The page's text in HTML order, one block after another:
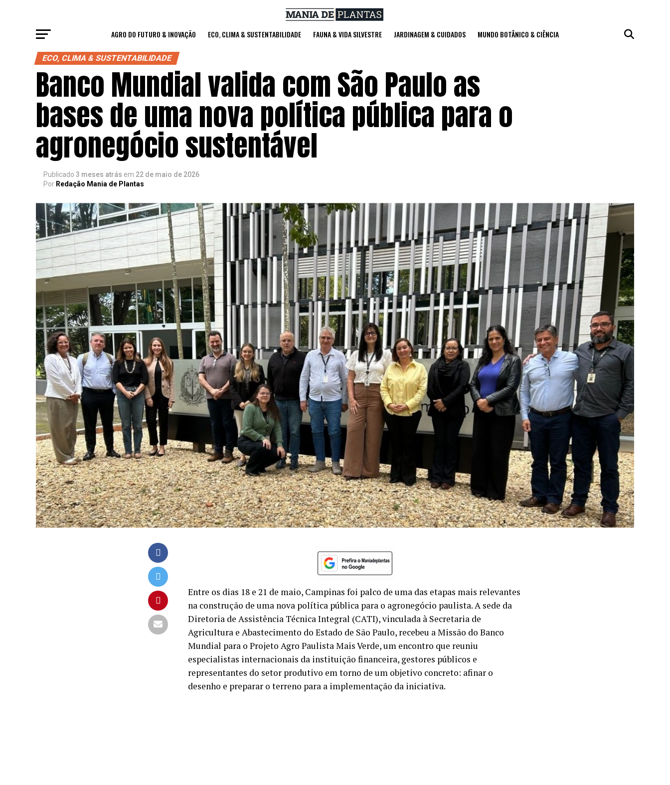
AGRO DO FUTURO & INOVAÇÃO ECO, CLIMA & SUSTENTABILIDADE FAUNA & VIDA SILVESTRE JARDINAGEM & CUIDADOS MUNDO BOTÂNICO & CIÊNCIA
ECO, CLIMA & SUSTENTABILIDADE
Banco Mundial valida com São Paulo as
bases de uma nova política pública para o
agronegócio sustentável
Publicado 3 meses atrás em 22 de maio de 2026
Por Redação Mania de Plantas
Entre os dias 18 e 21 de maio, Campinas foi palco de uma das etapas mais relevantes
na construção de uma nova política pública para o agronegócio paulista. A sede da
Diretoria de Assistência Técnica Integral (CATI), vinculada à Secretaria de
Agricultura e Abastecimento do Estado de São Paulo, recebeu a Missão do Banco
Mundial para o Projeto Agro Paulista Mais Verde, um encontro que reuniu
especialistas internacionais da instituição financeira, gestores públicos e
representantes do setor produtivo em torno de um objetivo concreto: afinar o
desenho e preparar o terreno para a implementação da iniciativa.